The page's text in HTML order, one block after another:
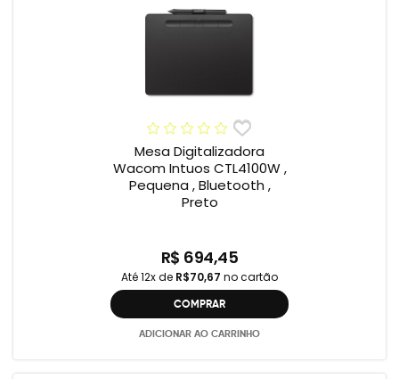
Mesa Digitalizadora
Wacom Intuos CTL4100W ,
Pequena , Bluetooth ,
Preto
R$ 694,45
Até 12x de R$70,67 no cartão
COMPRAR
ADICIONAR AO CARRINHO